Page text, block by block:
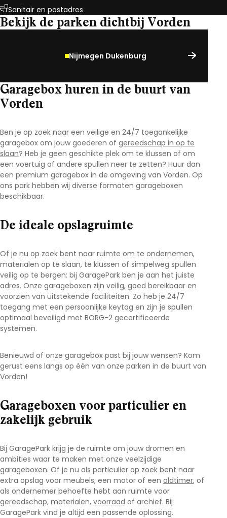
Sanitair en postadres
Bekijk de parken dichtbij Vorden
Nijmegen Dukenburg
Garagebox huren in de buurt van
Vorden
Ben je op zoek naar een veilige en 24/7 toegankelijke
garagebox om jouw goederen of gereedschap in op te
slaan? Heb je geen geschikte plek om te klussen of om
een voertuig of andere spullen neer te zetten? Huur dan
een premium garagebox in de omgeving van Vorden. Op
ons park hebben wij diverse formaten garageboxen
beschikbaar.
De ideale opslagruimte
Of je nu op zoek bent naar ruimte om te ondernemen,
materialen op te slaan, te klussen of simpelweg spullen
veilig op te bergen: bij GaragePark ben je aan het juiste
adres. Onze garageboxen zijn veilig, goed bereikbaar en
voorzien van uitstekende faciliteiten. Zo heb je 24/7
toegang met een persoonlijke keytag en zijn je spullen
optimaal beveiligd met BORG-2 gecertificeerde
systemen.
Benieuwd of onze garagebox past bij jouw wensen? Kom
gerust eens langs op één van onze parken in de buurt van
Vorden!
Garageboxen voor particulier en
zakelijk gebruik
Bij GaragePark krijg je de ruimte om jouw dromen en
ambities waar te maken met onze veelzijdige
garageboxen. Of je nu als particulier op zoek bent naar
extra opslag voor meubels, een motor of een oldtimer, of
als ondernemer behoefte hebt aan ruimte voor
gereedschap, materialen, voorraad of archief. Bij
GaragePark vind je altijd een passende oplossing.